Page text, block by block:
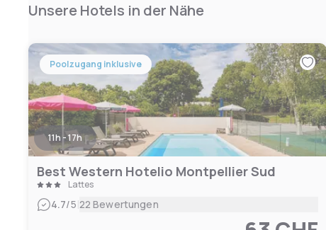
Unsere Hotels in der Nähe
Poolzugang inklusive
11h - 17h
Best Western Hotelio Montpellier Sud
Lattes
4.7/5|22 Bewertungen